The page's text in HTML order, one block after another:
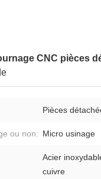
CNC pièces
Pièces
ou non: Micro usinage
Acier
cuivre